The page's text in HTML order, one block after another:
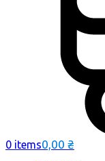
0 items0,00 ₴